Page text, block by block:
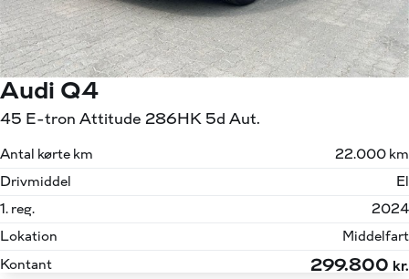
Audi Q4
45 E-tron Attitude 286HK 5d Aut.
Antal kørte km
22.000 km
Drivmiddel
El
1. reg.
2024
Lokation
Middelfart
Kontant
299.800 kr.